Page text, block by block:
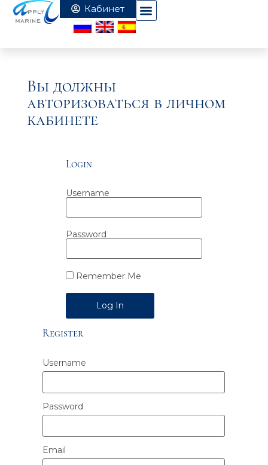
Вы должны
авторизоваться в личном
кабинете
Login
Username
Password
Remember Me
Alternative:
Register
Username
Password
Email